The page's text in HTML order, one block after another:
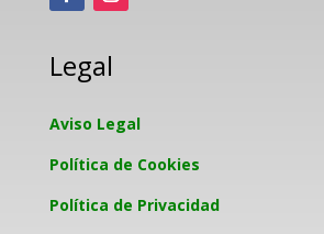
Legal
Aviso Legal
Política de Cookies
Política de Privacidad